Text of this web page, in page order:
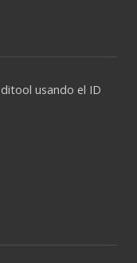
usando el ID